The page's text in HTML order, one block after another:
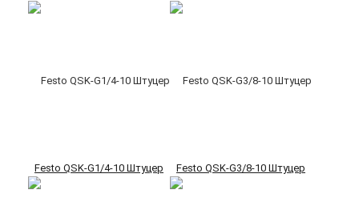
Festo QSK-G1/4-10 Штуцер Festo QSK-G3/8-10 Штуцер